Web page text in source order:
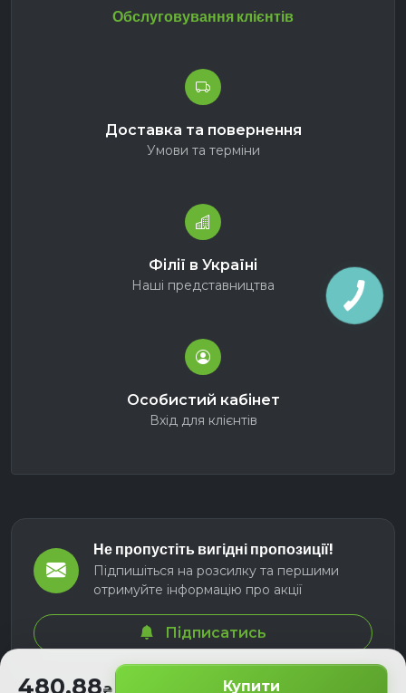
480.88 Купити
Обслуговування клієнтів
Доставка та повернення
Умови та терміни
Філії в Україні
Наші представництва
Особистий кабінет
Вхід для клієнтів
Не пропустіть вигідні пропозиції!
Підпишіться на розсилку та першими
отримуйте інформацію про акції
Підписатись